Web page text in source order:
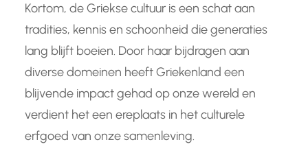
Kortom, de Griekse cultuur is een schat aan
tradities, kennis en schoonheid die generaties
lang blijft boeien. Door haar bijdragen aan
diverse domeinen heeft Griekenland een
blijvende impact gehad op onze wereld en
verdient het een ereplaats in het culturele
erfgoed van onze samenleving.